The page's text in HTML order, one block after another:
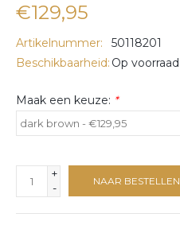
€129,95
Artikelnummer:
50118201
Beschikbaarheid: Op voorraad
Maak een keuze: *
+
-
NAAR BESTELLEN